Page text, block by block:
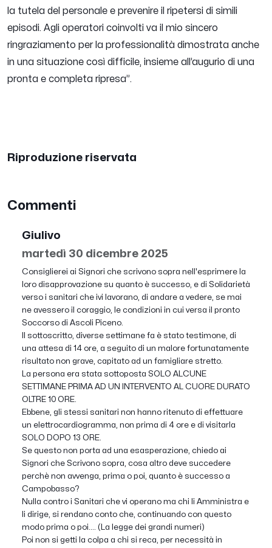
la tutela del personale e prevenire il ripetersi di simili
episodi. Agli operatori coinvolti va il mio sincero
ringraziamento per la professionalità dimostrata anche
in una situazione così difficile, insieme all’augurio di una
pronta e completa ripresa”.
Riproduzione riservata
Commenti
Giulivo
martedì 30 dicembre 2025
Consiglierei ai Signori che scrivono sopra nell'esprimere la
loro disapprovazione su quanto è successo, e di Solidarietà
verso i sanitari che ivi lavorano, di andare a vedere, se mai
ne avessero il coraggio, le condizioni in cui versa il pronto
Soccorso di Ascoli Piceno.
Il sottoscritto, diverse settimane fa è stato testimone, di
una attesa di 14 ore, a seguito di un malore fortunatamente
risultato non grave, capitato ad un famigliare stretto.
La persona era stata sottoposta SOLO ALCUNE
SETTIMANE PRIMA AD UN INTERVENTO AL CUORE DURATO
OLTRE 10 ORE.
Ebbene, gli stessi sanitari non hanno ritenuto di effettuare
un elettrocardiogramma, non prima di 4 ore e di visitarla
SOLO DOPO 13 ORE.
Se questo non porta ad una esasperazione, chiedo ai
Signori che Scrivono sopra, cosa altro deve succedere
perchè non avvenga, prima o poi, quanto è successo a
Campobasso?
Nulla contro i Sanitari che vi operano ma chi li Amministra e
li dirige, si rendano conto che, continuando con questo
modo prima o poi.... (La legge dei grandi numeri)
Poi non si getti la colpa a chi si reca, per necessità in